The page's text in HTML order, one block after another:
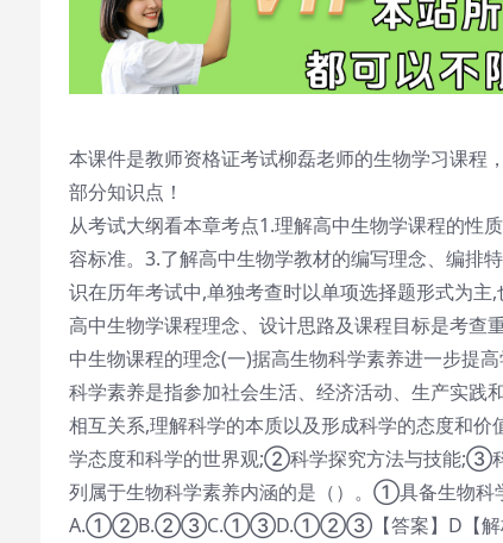
本课件是教师资格证考试柳磊老师的生物学习课程
部分知识点！
从考试大纲看本章考点1.理解高中生物学课程的性
容标准。3.了解高中生物学教材的编写理念、编排
识在历年考试中,单独考查时以单项选择题形式为
高中生物学课程理念、设计思路及课程目标是考查
中生物课程的理念(一)据高生物科学素养进一步提
科学素养是指参加社会生活、经济活动、生产实践
相互关系,理解科学的本质以及形成科学的态度和
学态度和科学的世界观;②科学探究方法与技能;③
列属于生物科学素养内涵的是（）。①具备生物
A.①②B.②③C.①③D.①②③【答案】D【解析】本